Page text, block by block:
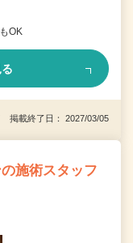
OK
掲載終了日： 2027/03/05
施術スタッフ